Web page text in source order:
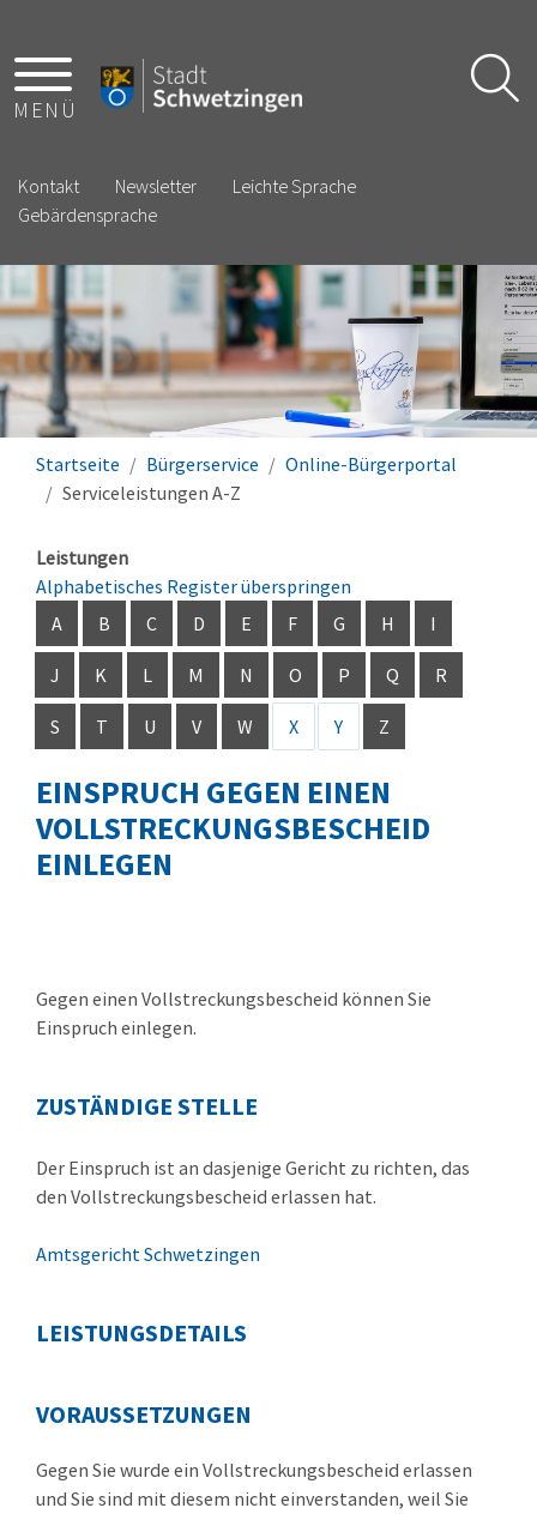
MENÜ
Kontakt Newsletter
Leichte Sprache
Gebärdensprache
Startseite Bürgerservice
Online-Bürgerportal
Serviceleistungen A-Z
Leistungen
Alphabetisches Register überspringen
A
B C D E F G H I
J K L M N O P Q R
S T U V W X Y Z
EINSPRUCH GEGEN EINEN
VOLLSTRECKUNGSBESCHEID
EINLEGEN
Gegen einen Vollstreckungsbescheid können Sie
Einspruch einlegen.
ZUSTÄNDIGE STELLE
Der Einspruch ist an dasjenige Gericht zu richten, das
den Vollstreckungsbescheid erlassen hat.
Amtsgericht Schwetzingen
LEISTUNGSDETAILS
VORAUSSETZUNGEN
Gegen Sie wurde ein Vollstreckungsbescheid erlassen
und Sie sind mit diesem nicht einverstanden, weil Sie